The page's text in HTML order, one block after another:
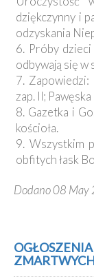
dziękczynny i
odzyskania
6. Próby
odbywają się
7.
zap. II;
8. Gazetka i
kościoła.
9. Wszystkim
obfitych łask
Dodano 08 May